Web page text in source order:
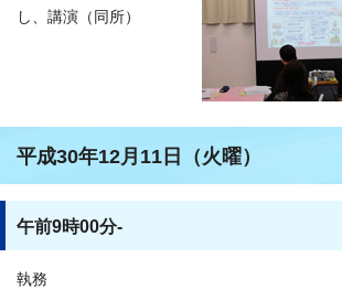
し、講演（同所）
平成30年12月11日（火曜）
午前9時00分-
執務